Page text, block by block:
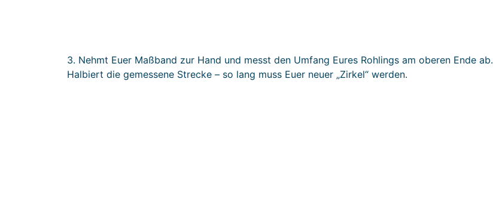
3. Nehmt Euer Maßband zur Hand und messt den Umfang Eures Rohlings am oberen Ende ab.
Halbiert die gemessene Strecke – so lang muss Euer neuer „Zirkel“ werden.